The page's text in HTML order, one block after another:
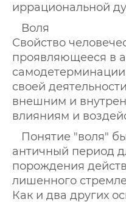
иррациональной
Воля
Свойство
проявляющееся в
своей
внешним и
влияниям и
Понятие "воля"
античный период
порождения
лишенного
Как и два других